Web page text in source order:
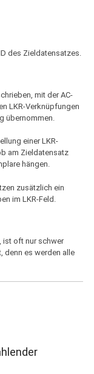
des Zieldatensatzes.
mit der AC-
LKR-Verknüpfungen
übernommen.
einer LKR-
am Zieldatensatz
hängen.
zusätzlich ein
im LKR-Feld.
ist oft nur schwer
denn es werden alle